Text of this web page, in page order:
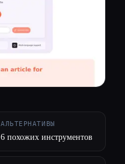
АЛЬТЕРНАТИВЫ
6 похожих инструментов